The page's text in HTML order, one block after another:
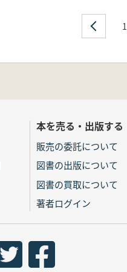
1
本を売る・出版する
販売の委託について
図書の出版について
図書の買取について
著者ログイン